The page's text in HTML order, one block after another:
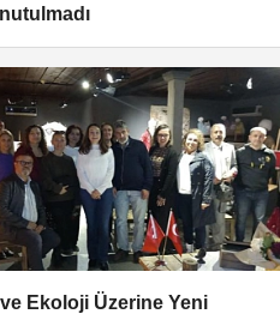
ve Ekoloji Üzerine Yeni